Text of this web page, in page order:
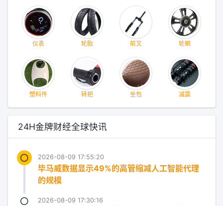
仪表 轮胎 前叉 轮辋
塑料件 转把 坐包 减震
24H金牌财经全球快讯
2026-08-09 17:55:20
毕马威数据显示49%的高管缩减人工智能代理
的规模
2026-08-09 17:30:16